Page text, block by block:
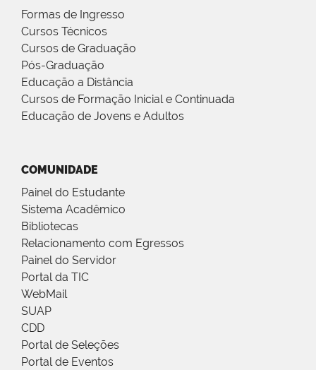
Formas de Ingresso
Cursos Técnicos
Cursos de Graduação
Pós-Graduação
Educação a Distância
Cursos de Formação Inicial e Continuada
Educação de Jovens e Adultos
COMUNIDADE
Painel do Estudante
Sistema Acadêmico
Bibliotecas
Relacionamento com Egressos
Painel do Servidor
Portal da TIC
WebMail
SUAP
CDD
Portal de Seleções
Portal de Eventos